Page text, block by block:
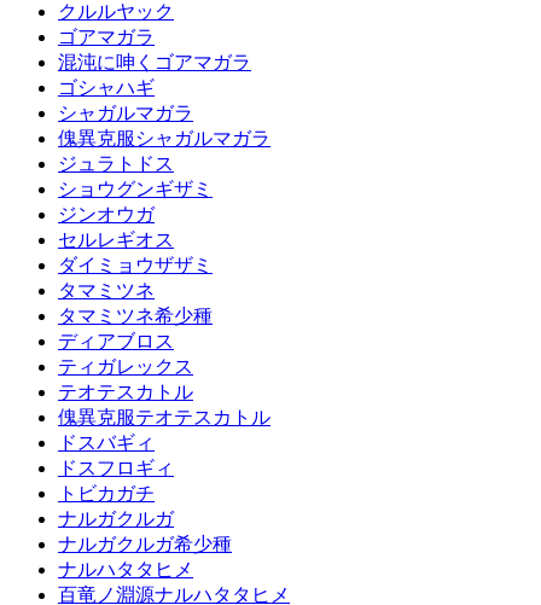
クルルヤック
ゴアマガラ
混沌に呻くゴアマガラ
ゴシャハギ
シャガルマガラ
傀異克服シャガルマガラ
ジュラトドス
ショウグンギザミ
ジンオウガ
セルレギオス
ダイミョウザザミ
タマミツネ
タマミツネ希少種
ディアブロス
ティガレックス
テオテスカトル
傀異克服テオテスカトル
ドスバギィ
ドスフロギィ
トビカガチ
ナルガクルガ
ナルガクルガ希少種
ナルハタタヒメ
百竜ノ淵源ナルハタタヒメ